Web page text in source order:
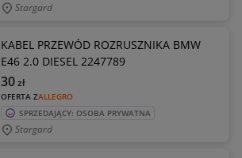
Stargard
KABEL PRZEWÓD ROZRUSZNIKA BMW
E46 2.0 DIESEL 2247789
OFERTA ZALLEGRO
30zł
SPRZEDAJĄCY: OSOBA PRYWATNA
Stargard